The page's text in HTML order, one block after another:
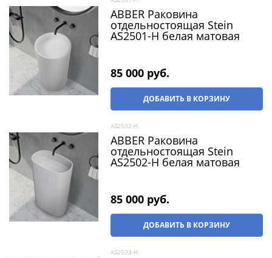
ABBER Раковина
отдельностоящая Stein
AS2501-H белая матовая
85 000 руб.
ДОБАВИТЬ В КОРЗИНУ
AS2502-H
ABBER Раковина
отдельностоящая Stein
AS2502-H белая матовая
85 000 руб.
ДОБАВИТЬ В КОРЗИНУ
AS2503-H